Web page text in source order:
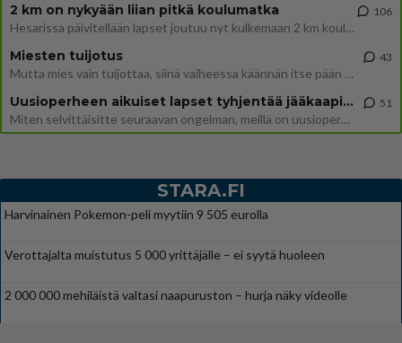
2 km on nykyään liian pitkä koulumatka
Hesarissa päivitellään lapset joutuu nyt kulkemaan 2 km kouluun jösses. Ruostefillarilla tuo matka menee vaikka miten äk
106
Miesten tuijotus
Mutta mies vain tuijottaa, siinä vaiheessa käännän itse pään pois. Mikä juttu? Yleensä jos joku tuijottaa tai katsoo, hä
43
Uusioperheen aikuiset lapset tyhjentää jääkaapin käydessään
Miten selvittäisitte seuraavan ongelman, meillä on uusioperhe, minulla teini-ikäiset lapset ja puolisolla aikuiset, jotk
51
STARA.FI
Harvinainen Pokemon-peli myytiin 9 505 eurolla
Verottajalta muistutus 5 000 yrittäjälle – ei syytä huoleen
2 000 000 mehiläistä valtasi naapuruston – hurja näky videolle